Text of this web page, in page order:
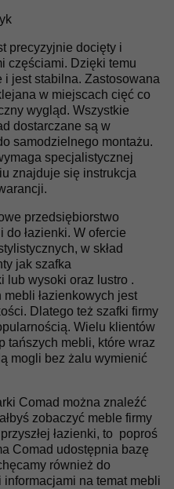
precyzyjnie docięty i
częściami. Dzięki temu
jest stabilna. Zastosowana
w miejscach cięć co
wygląd. Wszystkie
dostarczane są w
samodzielnego montażu.
specjalistycznej
znajduje się instrukcja
przedsiębiorstwo
łazienki. W ofercie
w skład
jak szafka
lub wysoki oraz lustro .
łazienkowych jest
Dlatego też szafki firmy
Wielu klientów
tańszych mebli, które wraz
mogli bez żalu wymienić
Comad można znaleźć
zobaczyć meble firmy
łazienki, to poproś
Comad udostępnia bazę
również do
na temat mebli